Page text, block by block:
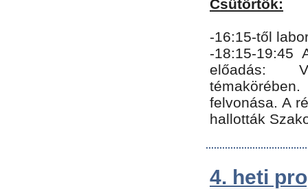
Csütörtök:
-16:15-től
-18:15-19:45
előadás:
felvonása. A
hallották
4. heti